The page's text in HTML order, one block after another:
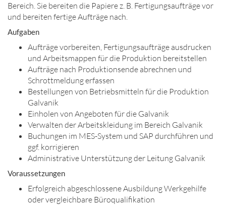
Bereich. Sie bereiten die Papiere z. B. Fertigungsaufträge vor
und bereiten fertige Aufträge nach.
Aufgaben
Aufträge vorbereiten, Fertigungsaufträge ausdrucken
und Arbeitsmappen für die Produktion bereitstellen
Aufträge nach Produktionsende abrechnen und
Schrottmeldung erfassen
Bestellungen von Betriebsmitteln für die Produktion
Galvanik
Einholen von Angeboten für die Galvanik
Verwalten der Arbeitskleidung im Bereich Galvanik
Buchungen im MES-System und SAP durchführen und
ggf. korrigieren
Administrative Unterstützung der Leitung Galvanik
Voraussetzungen
Erfolgreich abgeschlossene Ausbildung Werkgehilfe
oder vergleichbare Büroqualifikation